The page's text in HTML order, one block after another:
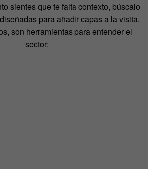
sientes que te falta contexto, búscalo
para añadir capas a la visita.
son herramientas para entender el
sector: